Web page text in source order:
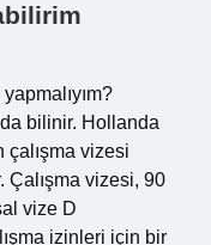
bilinir. Hollanda
çalışma vizesi
Çalışma vizesi, 90
vize D
izinleri için bir